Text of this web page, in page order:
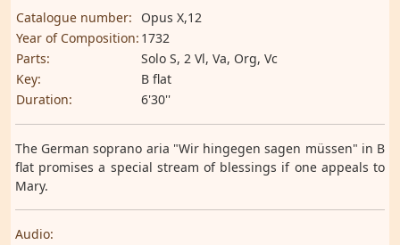
Catalogue number:
Opus X,12
Year of Composition: 1732
Parts:
Solo S, 2 Vl, Va, Org, Vc
Key:
B flat
Duration:
6'30''
The German soprano aria "Wir hingegen sagen müssen" in B
flat promises a special stream of blessings if one appeals to
Mary.
Audio: